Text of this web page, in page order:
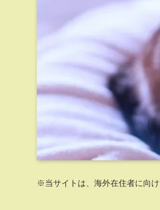
※当サイトは、海外在住者に向け